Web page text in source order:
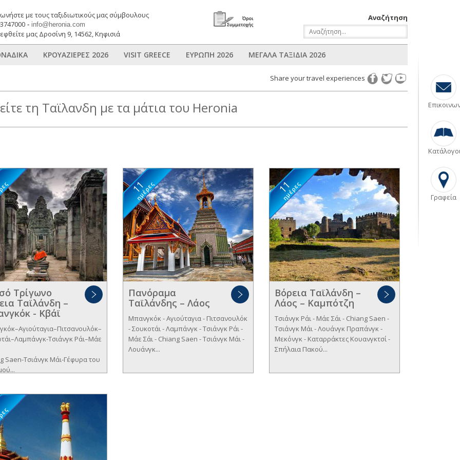
με τους ταξιδιωτικούς μας σύμβουλους
- info@heronia.com
μας Δροσίνη 9, 14562, Κηφισιά
Αναζήτηση
ΚΡΟΥΑΖΙΕΡΕΣ 2026 VISIT GREECE ΕΥΡΩΠΗ 2026 ΜΕΓΑΛΑ ΤΑΞΙΔΙΑ 2026
Share your travel experiences
τη Ταϊλανδη με τα μάτια του Heronia
Τρίγωνο
Ταϊλάνδη –
- Κβάϊ
Τσιάνγκ Ράι–Μάε
Saen-Τσιάνγκ Μάι-Γέφυρα του
ημέρες
11
Πανόραμα
Ταϊλάνδης – Λάος
Μπανγκόκ - Αγιούταγια - Πιτσανουλόκ
- Σουκοτάι - Λαμπάνγκ - Τσιάνγκ Ράι -
Μάε Σάι - Chiang Saen - Τσιάνγκ Μάι -
Λουάνγκ...
ημέρες
11
Βόρεια Ταϊλάνδη –
Λάος – Καμπότζη
Τσιάνγκ Ράι - Μάε Σάι - Chiang Saen -
Τσιάνγκ Μάι - Λουάνγκ Πραπάνγκ -
Μεκόνγκ - Καταρράκτες Κουανγκτσί -
Σπήλαια Πακού...
Γραφεία